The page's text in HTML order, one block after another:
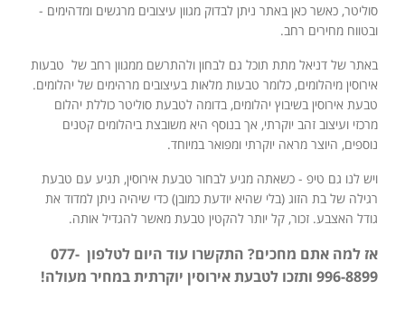
סוליטר, כאשר כאן באתר ניתן לבדוק מגוון עיצובים מרגשים ומדהימים -
ובטווח מחירים רחב.
באתר של דניאל מתת תוכל גם לבחון ולהתרשם ממגוון רחב של טבעות
אירוסין מיהלומים, כלומר טבעות מלאות בעיצובים מרהימים של יהלומים.
טבעת אירוסין בשיבוץ יהלומים, בדומה לטבעת סוליטר כוללת יהלום
מרכזי ועיצוב זהב יוקרתי, אך בנוסף היא משובצת ביהלומים קטנים
נוספים, היוצר מראה יוקרתי ומפואר במיוחד.
ויש לנו גם טיפ - כשאתה מגיע לבחור טבעת אירוסין, תגיע עם טבעת
רגילה של בת הזוג (בלי שהיא יודעת כמובן) כדי שיהיה ניתן למדוד את
גודל האצבע. זכור, קל יותר להקטין טבעת מאשר להגדיל אותה.
אז למה אתם מחכים? התקשרו עוד היום לטלפון 077-
996-8899 ותזכו לטבעת אירוסין יוקרתית במחיר מעולה!